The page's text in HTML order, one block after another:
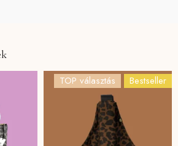
TOP választás
Bestseller